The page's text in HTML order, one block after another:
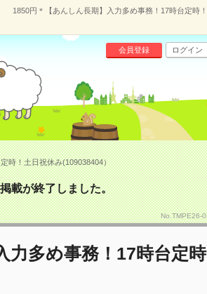
1850円＊【あんしん長期】入力多め事務！17時台定時
会員登録 ログイン
時！土日祝休み(109038404）
載が終了しました。
No.TMPE26-
多め事務！17時台定時